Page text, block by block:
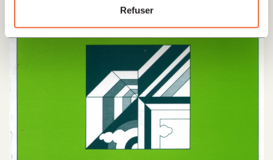
Refuser